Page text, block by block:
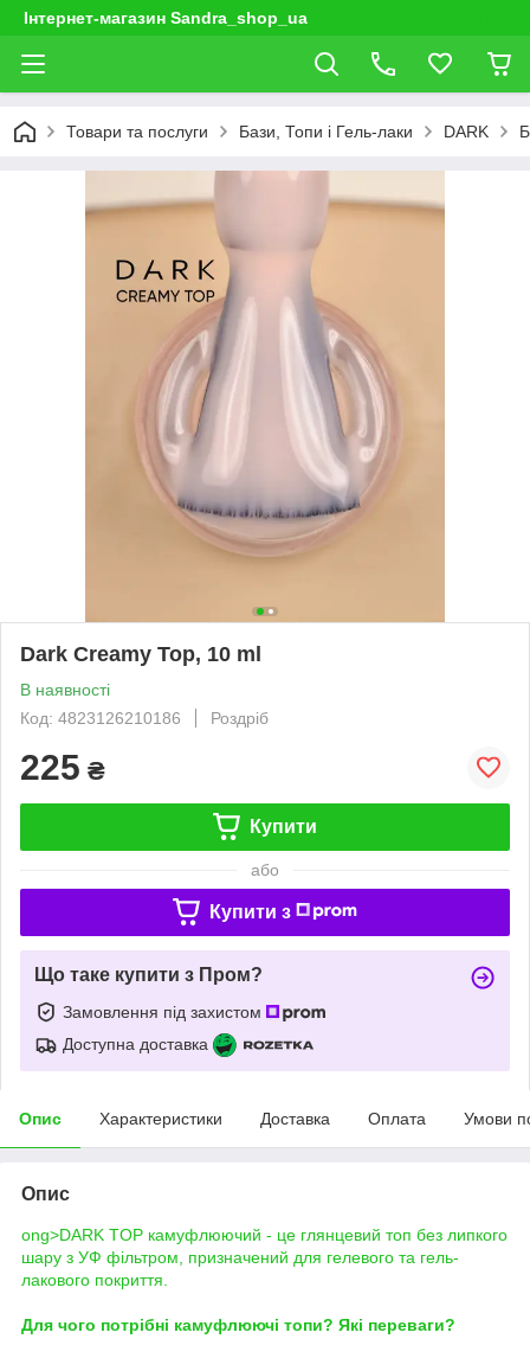
Інтернет-магазин Sandra_shop_ua
Товари та послуги Бази, Топи і Гель-лаки DARK
Dark Creamy Top, 10 ml
В наявності
Код: 4823126210186
Роздріб
225 ₴
Купити
або
Купити з
Що таке купити з Пром?
Замовлення під захистом
Доступна доставка
Опис Характеристики Доставка Оплата Умови
Опис
ong>DARK TOP камуфлюючий - це глянцевий топ без липкого
шару з УФ фільтром, призначений для гелевого та гель-
лакового покриття.
Для чого потрібні камуфлюючі топи? Які переваги?